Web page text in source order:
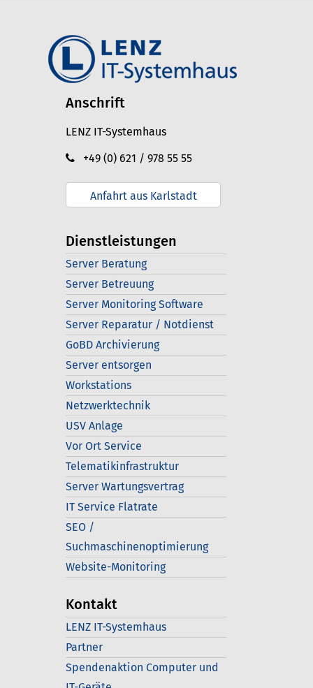
Anschrift
LENZ IT-Systemhaus
+49 (0) 621 / 978 55 55
Anfahrt aus Karlstadt
Dienstleistungen
Server Beratung
Server Betreuung
Server Monitoring Software
Server Reparatur / Notdienst
GoBD Archivierung
Server entsorgen
Workstations
Netzwerktechnik
USV Anlage
Vor Ort Service
Telematikinfrastruktur
Server Wartungsvertrag
IT Service Flatrate
SEO /
Suchmaschinenoptimierung
Website-Monitoring
Kontakt
LENZ IT-Systemhaus
Partner
Spendenaktion Computer und